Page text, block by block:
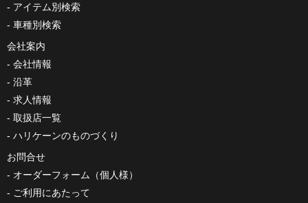
アイテム別検索
車種別検索
会社案内
会社情報
沿革
求人情報
取扱店一覧
ハリケーンのものづくり
お問合せ
オーダーフォーム（個人様）
ご利用にあたって